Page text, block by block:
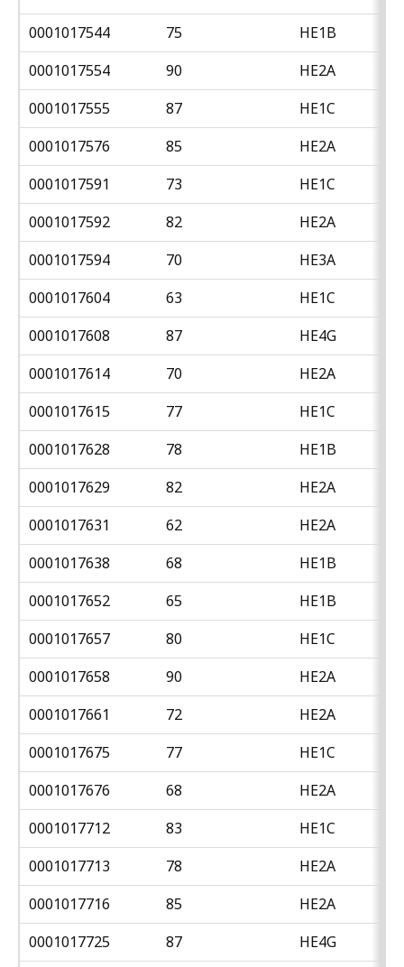
0001017544
75
HE1B
0001017554
90
HE2A
0001017555
87
HE1C
0001017576
85
HE2A
0001017591
73
HE1C
0001017592
82
HE2A
0001017594
70
HE3A
0001017604
63
HE1C
0001017608
87
HE4G
0001017614
70
HE2A
0001017615
77
HE1C
0001017628
78
HE1B
0001017629
82
HE2A
0001017631
62
HE2A
0001017638
68
HE1B
0001017652
65
HE1B
0001017657
80
HE1C
0001017658
90
HE2A
0001017661
72
HE2A
0001017675
77
HE1C
0001017676
68
HE2A
0001017712
83
HE1C
0001017713
78
HE2A
0001017716
85
HE2A
0001017725
87
HE4G